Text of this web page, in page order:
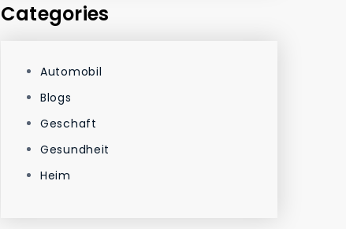
Categories
Automobil
Blogs
Geschaft
Gesundheit
Heim